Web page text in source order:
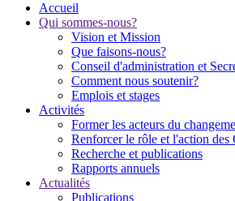
Accueil
Qui sommes-nous?
Vision et Mission
Que faisons-nous?
Conseil d'administration et
Comment nous soutenir?
Emplois et stages
Activités
Former les acteurs du
Renforcer le rôle et l'action des
Recherche et publications
Rapports annuels
Actualités
Publications